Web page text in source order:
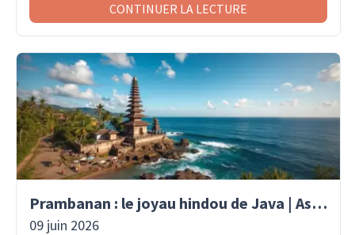
CONTINUER LA LECTURE
Prambanan : le joyau hindou de Java | Asaiventura
09 juin 2026